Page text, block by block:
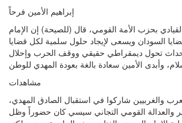
إبراهيم الأمين فرحاً
بحزب الأمة القومي، قال (للصيحة) إن الإمام
السودان ويسعى لإيجاد حلول سلمية لكل قضايا
تحول ديمقراطي حقيقي ووقف الحرب وإحلال
مشاهدات
والغربيين شاركوا في استقبال الصادق المهدي،
والعدالة القومي التجاني سيسي كان حضوراً وظل